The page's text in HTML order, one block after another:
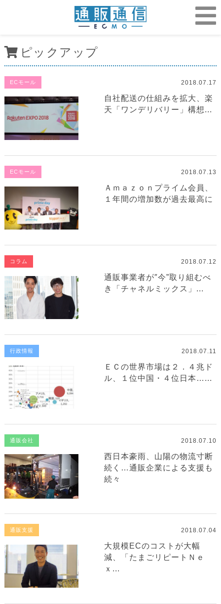
ピックアップ
ECモール 2018.07.17
自社配送の仕組みを拡大、楽
天「ワンデリバリー」構想...
ECモール 2018.07.13
Ａｍａｚｏｎプライム会員、
１年間の増加数が過去最高に
コラム 2018.07.12
通販事業者が″今”取り組むべ
き「チャネルミックス」...
行政情報 2018.07.11
ＥＣの世界市場は２．４兆ド
ル、１位中国・４位日本…...
通販会社 2018.07.10
西日本豪雨、山陽の物流寸断
続く…通販企業による支援も
続々
通販支援 2018.07.04
大規模ECのコストが大幅
減、「たまごリピートＮｅ
ｘ...